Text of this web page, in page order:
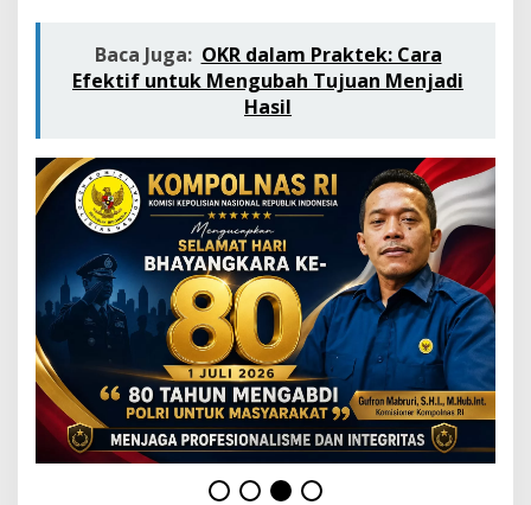
r
P
i
u
m
Baca Juga: OKR dalam Praktek: Cara
Efektif untuk Mengubah Tujuan Menjadi
Hasil